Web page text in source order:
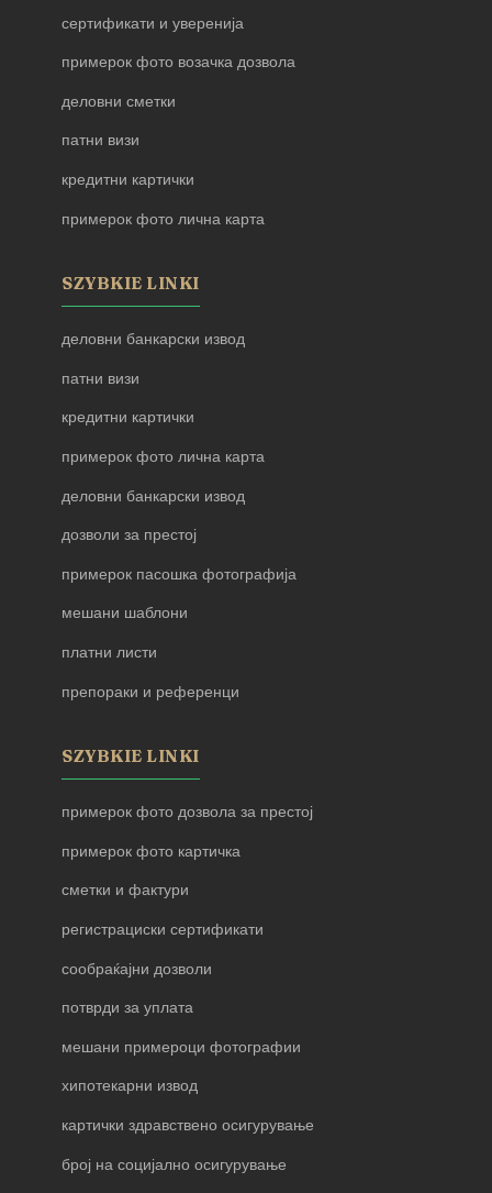
сертификати и уверенија
примерок фото возачка дозвола
деловни сметки
патни визи
кредитни картички
примерок фото лична карта
SZYBKIE LINKI
деловни банкарски извод
патни визи
кредитни картички
примерок фото лична карта
деловни банкарски извод
дозволи за престој
примерок пасошка фотографија
мешани шаблони
платни листи
препораки и референци
SZYBKIE LINKI
примерок фото дозвола за престој
примерок фото картичка
сметки и фактури
регистрациски сертификати
сообраќајни дозволи
потврди за уплата
мешани примероци фотографии
хипотекарни извод
картички здравствено осигурување
број на социјално осигурување